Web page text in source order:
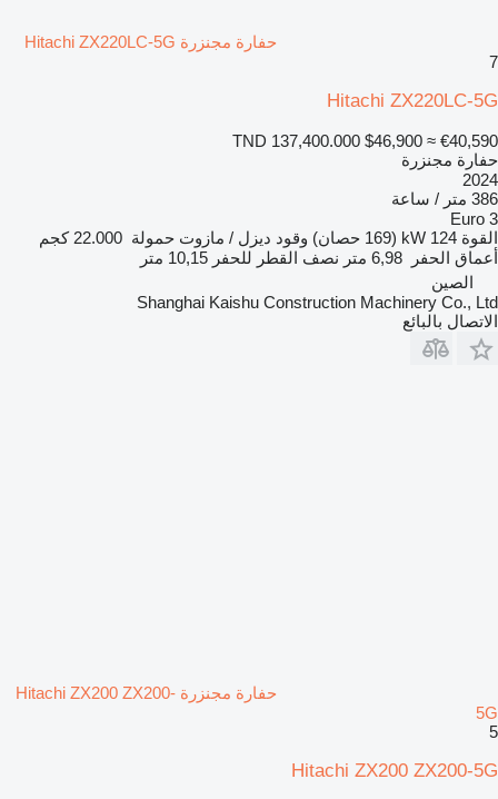
حفارة مجنزرة Hitachi ZX220LC-5G
7
Hitachi ZX220LC-5G
TND 137,400.000 $46,900 ≈ €40,590
حفارة مجنزرة
2024
386 متر / ساعة
Euro 3
القوة 124 kW (169 حصان) وقود ديزل / مازوت حمولة 22.000 كجم
أعماق الحفر
6,98 متر نصف القطر للحفر 10,15 متر
الصين
Shanghai Kaishu Construction Machinery Co., Ltd
الاتصال بالبائع
حفارة مجنزرة Hitachi ZX200 ZX200-
5G
5
Hitachi ZX200 ZX200-5G